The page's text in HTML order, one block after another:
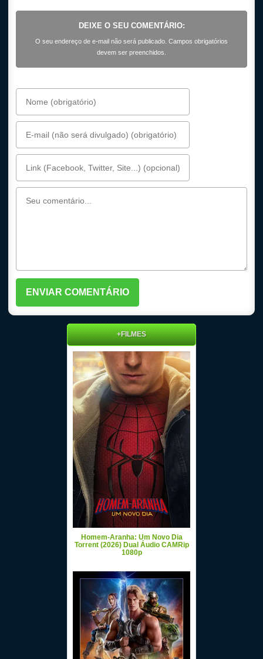
DEIXE O SEU COMENTÁRIO:
O seu endereço de e-mail não será publicado. Campos obrigatórios
devem ser preenchidos.
+FILMES
Homem-Aranha: Um Novo Dia
Torrent (2026) Dual Áudio CAMRip
1080p